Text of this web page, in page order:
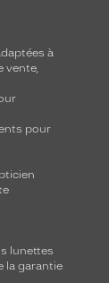
à
vente,
pour
lunettes
la garantie